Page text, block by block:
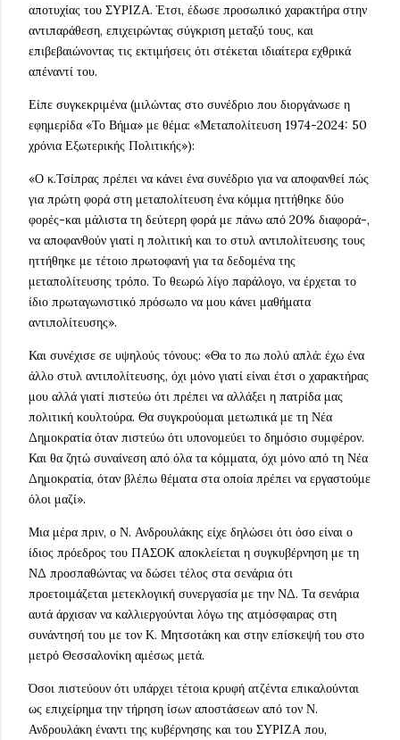
αποτυχίας του ΣΥΡΙΖΑ. Έτσι, έδωσε προσωπικό χαρακτήρα στην
αντιπαράθεση, επιχειρώντας σύγκριση μεταξύ τους, και
επιβεβαιώνοντας τις εκτιμήσεις ότι στέκεται ιδιαίτερα εχθρικά
απέναντί του.
Είπε συγκεκριμένα (μιλώντας στο συνέδριο που διοργάνωσε η
εφημερίδα «Το Βήμα» με θέμα: «Μεταπολίτευση 1974-2024: 50
χρόνια Εξωτερικής Πολιτικής»):
«Ο κ.Τσίπρας πρέπει να κάνει ένα συνέδριο για να αποφανθεί πώς
για πρώτη φορά στη μεταπολίτευση ένα κόμμα ηττήθηκε δύο
φορές-και μάλιστα τη δεύτερη φορά με πάνω από 20% διαφορά-,
να αποφανθούν γιατί η πολιτική και το στυλ αντιπολίτευσης τους
ηττήθηκε με τέτοιο πρωτοφανή για τα δεδομένα της
μεταπολίτευσης τρόπο. Το θεωρώ λίγο παράλογο, να έρχεται το
ίδιο πρωταγωνιστικό πρόσωπο να μου κάνει μαθήματα
αντιπολίτευσης».
Και συνέχισε σε υψηλούς τόνους: «Θα το πω πολύ απλά: έχω ένα
άλλο στυλ αντιπολίτευσης, όχι μόνο γιατί είναι έτσι ο χαρακτήρας
μου αλλά γιατί πιστεύω ότι πρέπει να αλλάξει η πατρίδα μας
πολιτική κουλτούρα. Θα συγκρούομαι μετωπικά με τη Νέα
Δημοκρατία όταν πιστεύω ότι υπονομεύει το δημόσιο συμφέρον.
Και θα ζητώ συναίνεση από όλα τα κόμματα, όχι μόνο από τη Νέα
Δημοκρατία, όταν βλέπω θέματα στα οποία πρέπει να εργαστούμε
όλοι μαζί».
Μια μέρα πριν, ο Ν. Ανδρουλάκης είχε δηλώσει ότι όσο είναι ο
ίδιος πρόεδρος του ΠΑΣΟΚ αποκλείεται η συγκυβέρνηση με τη
ΝΔ προσπαθώντας να δώσει τέλος στα σενάρια ότι
προετοιμάζεται μετεκλογική συνεργασία με την ΝΔ. Τα σενάρια
αυτά άρχισαν να καλλιεργούνται λόγω της ατμόσφαιρας στη
συνάντησή του με τον Κ. Μητσοτάκη και στην επίσκεψή του στο
μετρό Θεσσαλονίκη αμέσως μετά.
Όσοι πιστεύουν ότι υπάρχει τέτοια κρυφή ατζέντα επικαλούνται
ως επιχείρημα την τήρηση ίσων αποστάσεων από τον Ν.
Ανδρουλάκη έναντι της κυβέρνησης και του ΣΥΡΙΖΑ που,